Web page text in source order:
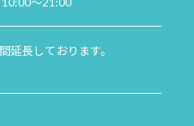
延長しております。